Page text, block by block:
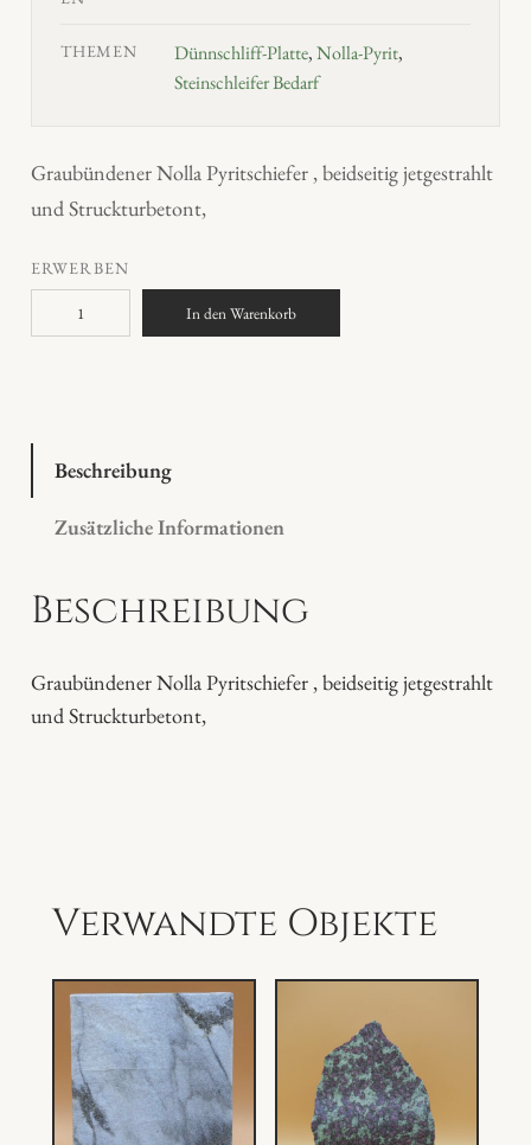
THEMEN Dünnschliff-Platte,Nolla-Pyrit,
Steinschleifer Bedarf
Graubündener Nolla Pyritschiefer , beidseitig jetgestrahlt
und Struckturbetont,
ERWERBEN
o
a
y
t
c
In den Warenkorb
Beschreibung
Zusätzliche Informationen
Beschreibung
Graubündener Nolla Pyritschiefer , beidseitig jetgestrahlt
und Struckturbetont,
Verwandte Objekte